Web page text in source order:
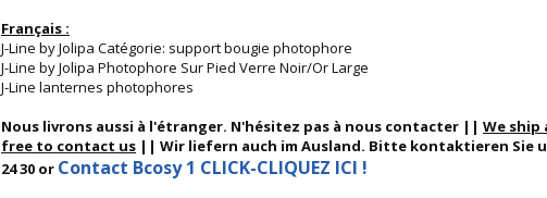
Français :
J-Line by Jolipa Catégorie: support bougie photophore
J-Line by Jolipa Photophore Sur Pied Verre Noir/Or Large
J-Line lanternes photophores
Nous livrons aussi à l'étranger. N'hésitez pas à nous contacter || We ship
free to contact us || Wir liefern auch im Ausland. Bitte kontaktieren Sie
24 30 or Contact Bcosy 1 CLICK-CLIQUEZ ICI !